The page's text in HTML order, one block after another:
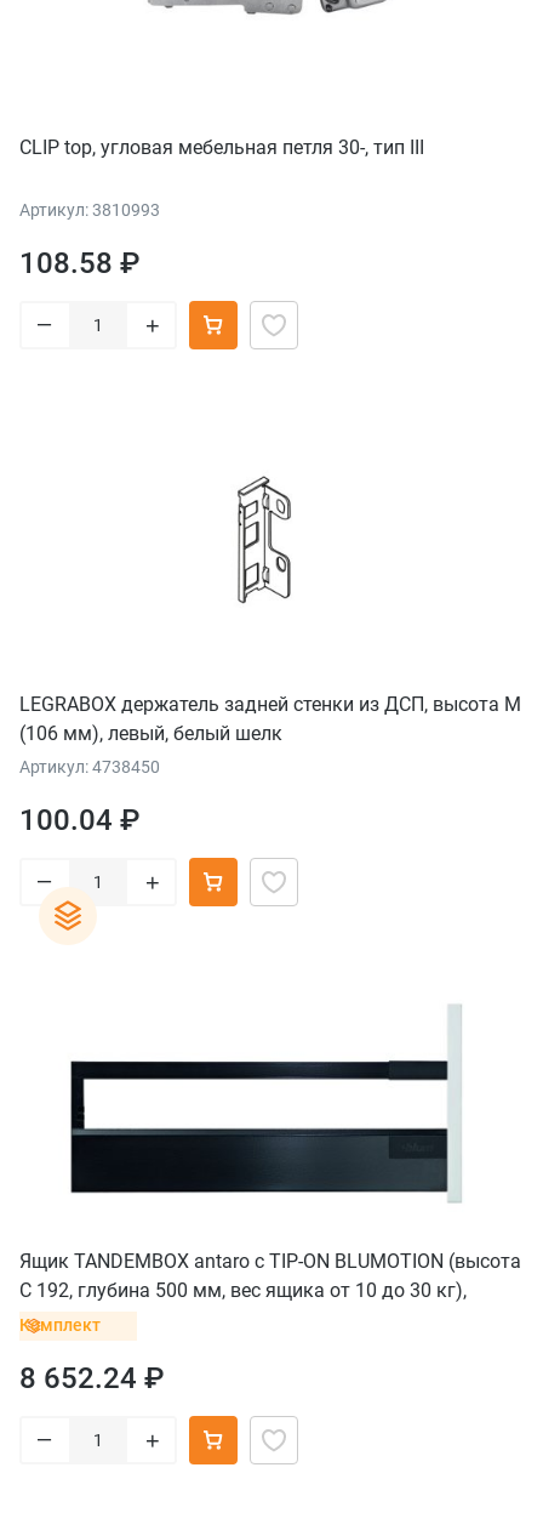
CLIP top, угловая мебельная петля 30-, тип III
Артикул: 3810993
108.58 ₽
– +
LEGRABOX держатель задней стенки из ДСП, высота M
(106 мм), левый, белый шелк
Артикул: 4738450
100.04 ₽
– +
Ящик TANDEMBOX antaro с TIP-ON BLUMOTION (высота
С 192, глубина 500 мм, вес ящика от 10 до 30 кг),
крепление INSERTA, черный
Комплект
8 652.24 ₽
– +